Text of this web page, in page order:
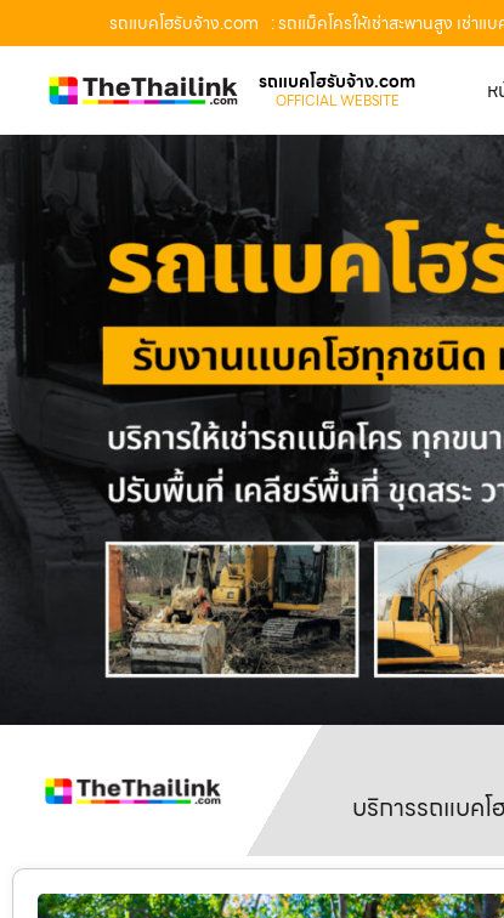
รถแบคโฮรับจ้าง.com : รถแม็คโครให้เช่าสะพานสูง เช่
รถแบคโฮรับจ้าง.com
OFFICIAL WEBSITE ห
บริการรถแบค